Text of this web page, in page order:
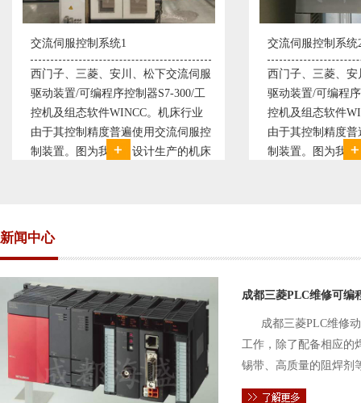
交流伺服控制系统2
西门子、三菱、安川、松下交流伺服
驱动装置/可编程序控制器S7-300/工
控机及组态软件WINCC。机床行业
由于其控制精度普遍使用交流伺服控
制装置。图为我公司设计生产的机床
变频恒压供水
变频恒压供水
极调速技术原
使供水随着使
持供水设定压
点、远传压力
新闻中心
成都三菱PLC维修可编
成都三菱PLC维修
工作，除了配备相应的
锡带、高质量的阻焊剂
件的电路及通信电缆。